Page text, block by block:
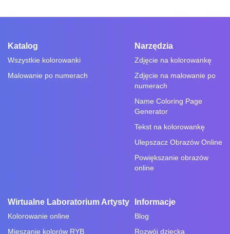
Katalog
Wszystkie kolorowanki
Malowanie po numerach
Narzędzia
Zdjęcie na kolorowankę
Zdjęcie na malowanie po
numerach
Name Coloring Page
Generator
Tekst na kolorowankę
Ulepszacz Obrazów Online
Powiększanie obrazów
online
Wirtualne Laboratorium Artysty
Kolorowanie online
Mieszanie kolorów RYB
Informacje
Blog
Rozwój dziecka